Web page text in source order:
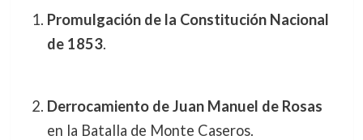
Promulgación de la Constitución Nacional
de 1853.
Derrocamiento de Juan Manuel de Rosas
en la Batalla de Monte Caseros.